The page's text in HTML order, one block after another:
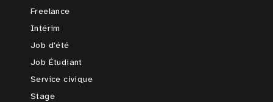
Freelance
Intérim
Job d'été
Job Étudiant
Service civique
Stage